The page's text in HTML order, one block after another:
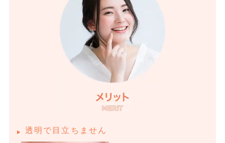
透明で目立ちません